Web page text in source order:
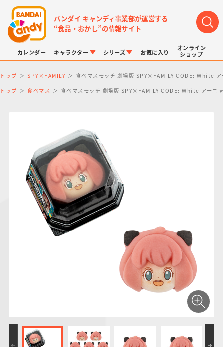
バンダイ キャンディ事業部が運営する
“食品・おかし”の情報サイト
カレンダー キャラクター
LINK TRAVELERS
仮面ライダーシリー
ズ
PROJECT R.E.D.・
スーパー戦隊シリー
プリキュアシリーズ
ガンダムシリーズ アンパンマン
シリーズ
チョコボックス
キャラパキ
つりグミ
チョコサプ
にふぉるめーしょん
＆スクエアシール
ポケモンスケールワ
ールド
お気に入り
オンライン
ショップ
トップ SPY×FAMILY 食べマスモッチ 劇場版 SPY×FAMILY CODE: White ア
トップ 食べマス 食べマスモッチ 劇場版 SPY×FAMILY CODE: White アーニ